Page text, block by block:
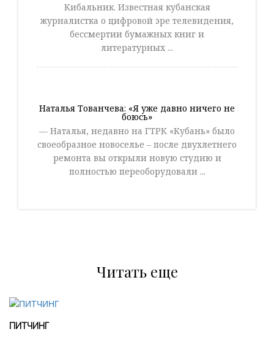
Кибальник. Известная кубанская
журналистка о цифровой эре телевидения,
бессмертии бумажных книг и
литературных ...
Наталья Тованчева: «Я уже давно ничего не
боюсь»
— Наталья, недавно на ГТРК «Кубань» было
своеобразное новоселье – после двухлетнего
ремонта вы открыли новую студию и
полностью переоборудовали ...
Читать еще
ПИТЧИНГ